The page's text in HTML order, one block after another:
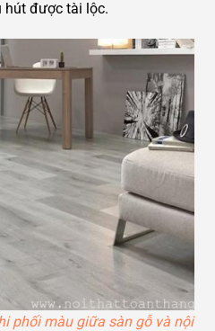
hút được tài lộc.
phối màu giữa sàn gỗ và nội